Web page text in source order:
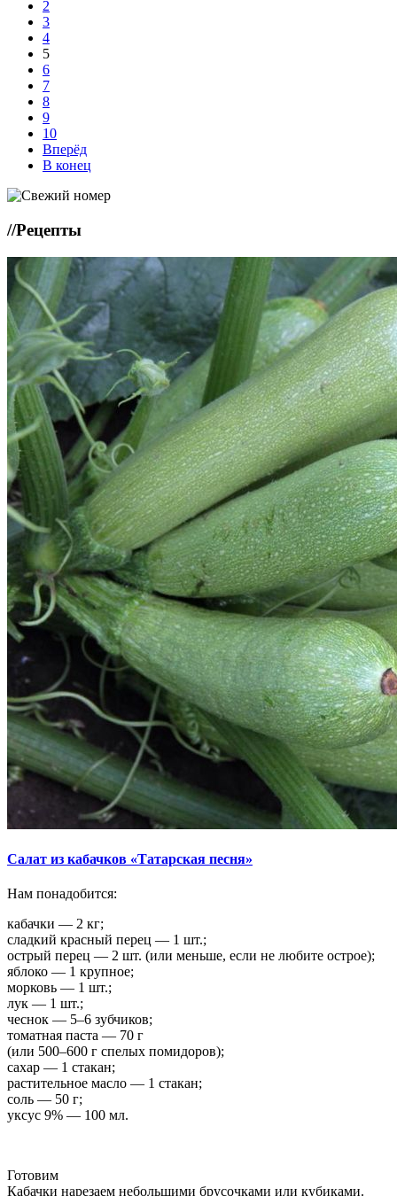
2
3
4
5
6
7
8
9
10
Вперёд
В конец
//Рецепты
Салат из кабачков «Татарская песня»
Нам понадобится:
кабачки — 2 кг;
сладкий красный перец — 1 шт.;
острый перец — 2 шт. (или меньше, если не любите острое);
яблоко — 1 крупное;
морковь — 1 шт.;
лук — 1 шт.;
чеснок — 5–6 зубчиков;
томатная паста — 70 г
(или 500–600 г спелых помидоров);
сахар — 1 стакан;
растительное масло — 1 стакан;
соль — 50 г;
уксус 9% — 100 мл.
Готовим
Кабачки нарезаем небольшими брусочками или кубиками.